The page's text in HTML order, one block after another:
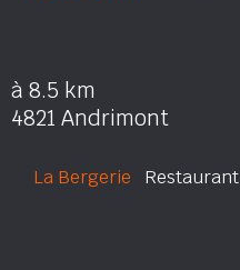
à 8.5 km
4821 Andrimont
La Bergerie Restaurant